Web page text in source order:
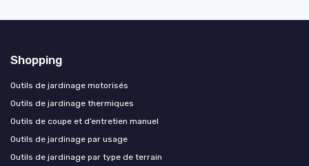
Shopping
Outils de jardinage motorisés
Outils de jardinage thermiques
Outils de coupe et d’entretien manuel
Outils de jardinage par usage
Outils de jardinage par type de terrain